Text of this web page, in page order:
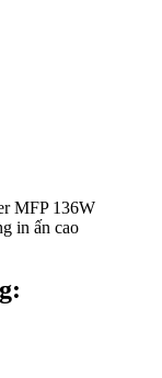
MFP 136W
in ấn cao